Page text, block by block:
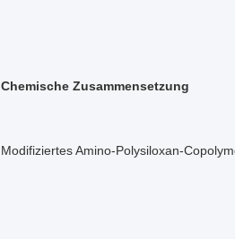
Chemische Zusammensetzung
Modifiziertes Amino-Polysiloxan-